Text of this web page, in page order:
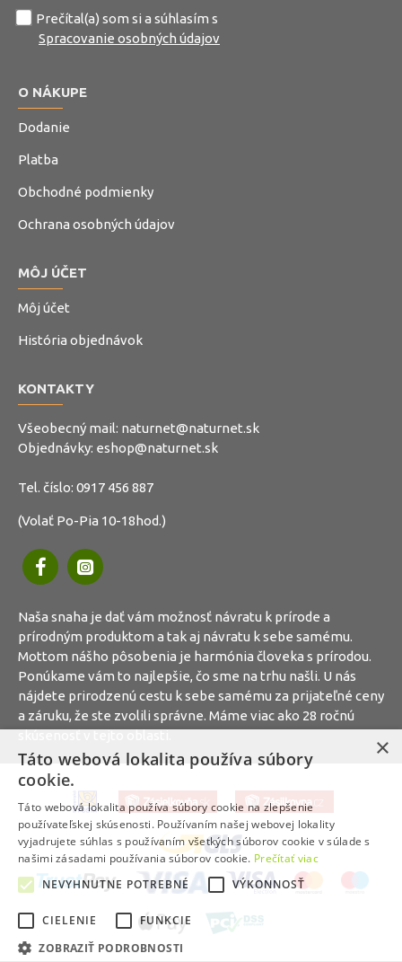
Prečítal(a) som si a súhlasím s
Spracovanie osobných údajov
O NÁKUPE
Dodanie
Platba
Obchodné podmienky
Ochrana osobných údajov
MÔJ ÚČET
Môj účet
História objednávok
KONTAKTY
Všeobecný mail: naturnet@naturnet.sk
Objednávky: eshop@naturnet.sk
Tel. číslo: 0917 456 887
(Volať Po-Pia 10-18hod.)
Naša snaha je dať vám možnosť návratu k prírode a
prírodným produktom a tak aj návratu k sebe samému.
Mottom nášho pôsobenia je harmónia človeka s prírodou.
Ponúkame vám to najlepšie, čo sme na trhu našli. U nás
nájdete prirodzenú cestu k sebe samému za prijateľné ceny
a záruku, že ste zvolili správne. Máme viac ako 28 ročnú
×
Táto webová lokalita používa súbory
cookie.
Táto webová lokalita používa súbory cookie na zlepšenie
používateľskej skúsenosti. Používaním našej webovej lokality
vyjadrujete súhlas s používaním všetkých súborov cookie v súlade s
našimi zásadami používania súborov cookie. Prečítať viac
NEVYHNUTNE POTREBNÉ
VÝKONNOSŤ
CIELENIE
FUNKCIE
ZOBRAZIŤ PODROBNOSTI